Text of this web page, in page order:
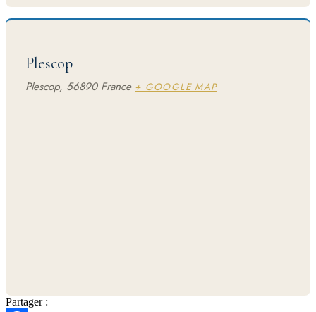
Plescop
Plescop, 56890 France + GOOGLE MAP
Partager :